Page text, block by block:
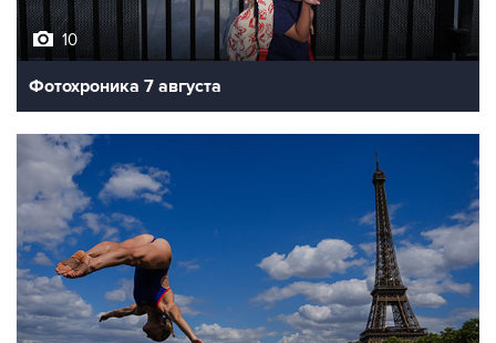
10
Фотохроника 7 августа